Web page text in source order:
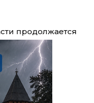
продолжается